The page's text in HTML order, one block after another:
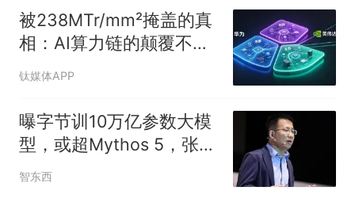
核查
力已达15级 最新研判
热
那个在床头放菜刀的女孩，
因老师一句“跟我回家”改写了
被238MTr/mm²掩盖的真
相：AI算力链的颠覆不在
晶体管，在“去DSP”
钛媒体APP
曝字节训10万亿参数大模
型，或超Mythos 5，张一
鸣、梁汝波先后发声
智东西